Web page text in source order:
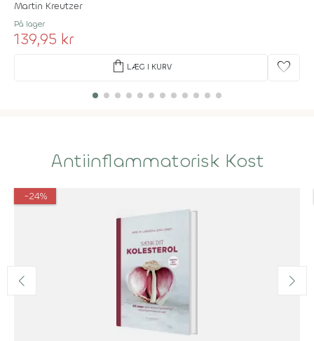
Martin Kreutzer
På lager
139,95 kr
shopping_bag LÆG I KURV favorite
Antiinflammatorisk Kost
-24%